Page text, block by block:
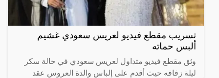
تسريب مقطع فيديو لعريس سعودي غشيم
ألبس حماته
وثق مقطع فيديو متداول لعريس سعودي في حالة سكر
ليلة زفافه حيث أقدم على إلباس والدة العروس عقد